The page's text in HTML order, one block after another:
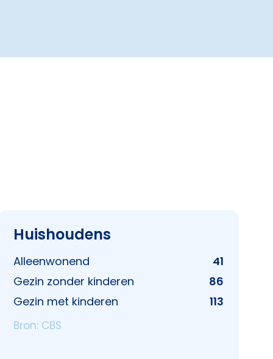
Huishoudens
Alleenwonend
41
Gezin zonder kinderen
86
Gezin met kinderen
113
Bron: CBS